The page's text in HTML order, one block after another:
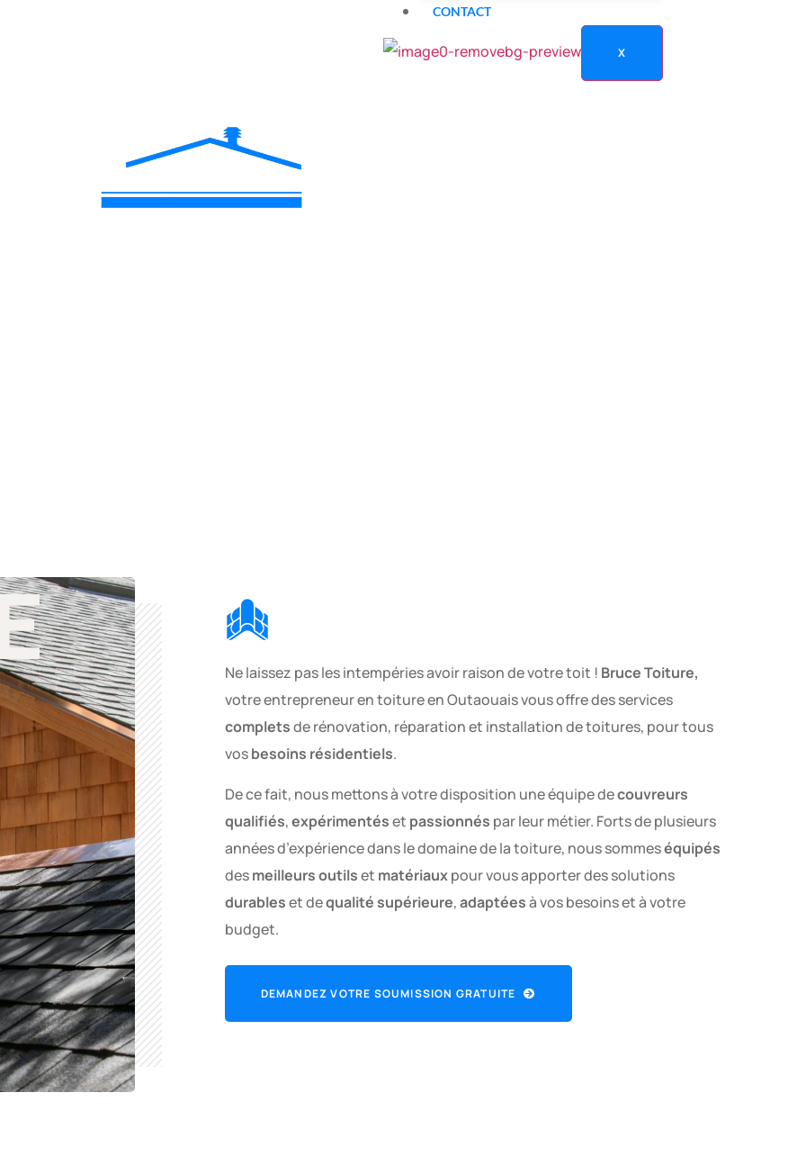
CONTACT
X
toiture en Outaouais et ses
Ne laissez pas les intempéries avoir raison de votre toit ! Bruce Toiture,
votre entrepreneur en toiture en Outaouais vous offre des services
completsde rénovation, réparation et installation de toitures, pour tous
vosbesoins résidentiels.
De ce fait, nous mettons à votre disposition une équipe decouvreurs
qualifiés,expérimentéset passionnés par leur métier. Forts de plusieurs
années d’expérience dans le domaine de la toiture, nous sommeséquipés
desmeilleurs outilset matériauxpour vous apporter des solutions
durableset dequalité supérieure,adaptéesà vos besoins et à votre
budget.
DEMANDEZ VOTRE SOUMISSION GRATUITE